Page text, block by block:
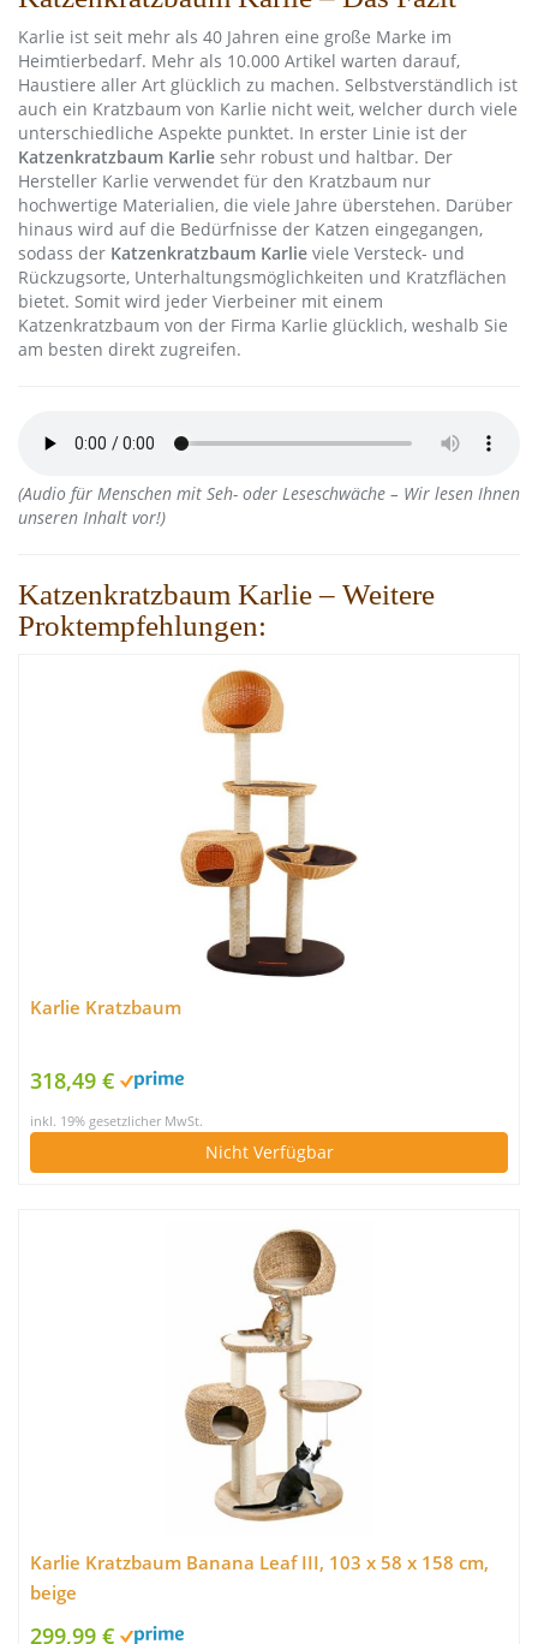
Karlie ist seit mehr als 40 Jahren eine große Marke im
Heimtierbedarf. Mehr als 10.000 Artikel warten darauf,
Haustiere aller Art glücklich zu machen. Selbstverständlich ist
auch ein Kratzbaum von Karlie nicht weit, welcher durch viele
unterschiedliche Aspekte punktet. In erster Linie ist der
Katzenkratzbaum Karlie sehr robust und haltbar. Der
Hersteller Karlie verwendet für den Kratzbaum nur
hochwertige Materialien, die viele Jahre überstehen. Darüber
hinaus wird auf die Bedürfnisse der Katzen eingegangen,
sodass der Katzenkratzbaum Karlie viele Versteck- und
Rückzugsorte, Unterhaltungsmöglichkeiten und Kratzflächen
bietet. Somit wird jeder Vierbeiner mit einem
Katzenkratzbaum von der Firma Karlie glücklich, weshalb Sie
am besten direkt zugreifen.
(Audio für Menschen mit Seh- oder Leseschwäche – Wir lesen Ihnen
unseren Inhalt vor!)
Katzenkratzbaum Karlie – Weitere
Proktempfehlungen:
Karlie Kratzbaum
318,49 €
inkl. 19% gesetzlicher MwSt.
Nicht Verfügbar
Karlie Kratzbaum Banana Leaf III, 103 x 58 x 158 cm,
beige
299,99 €